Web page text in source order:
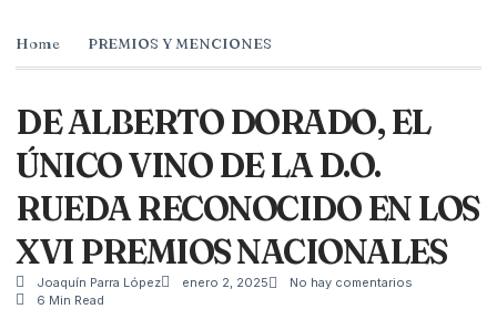
Home PREMIOS Y MENCIONES
DE ALBERTO DORADO, EL
ÚNICO VINO DE LA D.O.
RUEDA RECONOCIDO EN LOS
XVI PREMIOS NACIONALES
Joaquín Parra López enero 2, 2025
No hay comentarios
6 Min Read